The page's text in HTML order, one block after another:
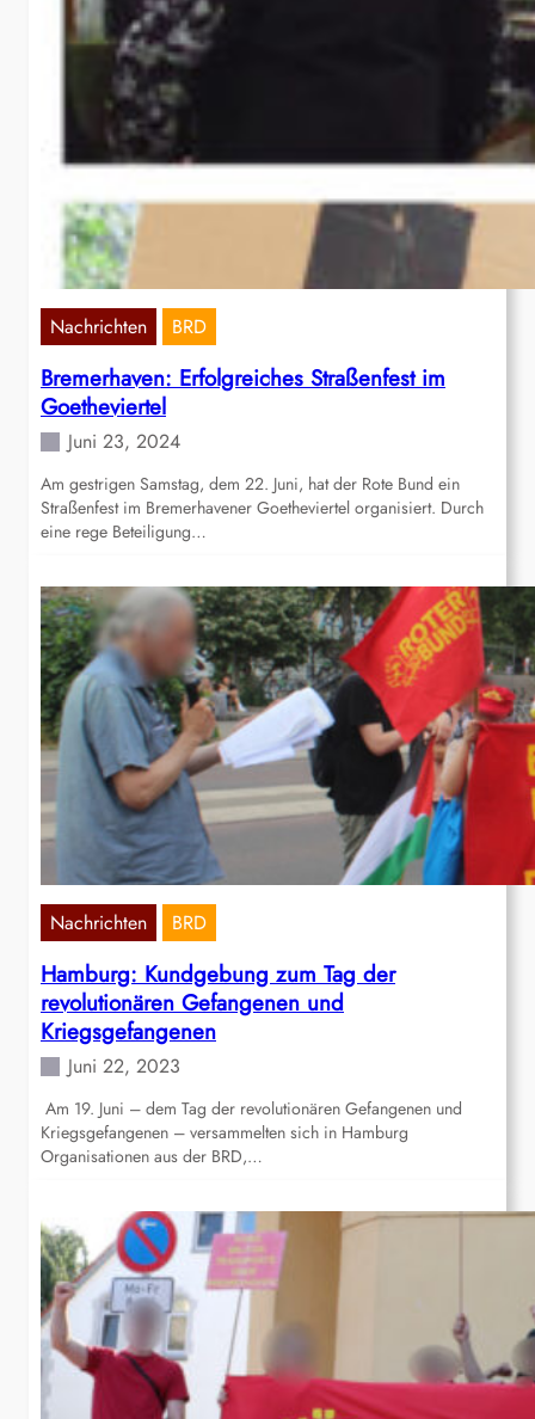
Nachrichten BRD
Bremerhaven: Erfolgreiches Straßenfest im
Goetheviertel
Juni 23, 2024
Am gestrigen Samstag, dem 22. Juni, hat der Rote Bund ein
Straßenfest im Bremerhavener Goetheviertel organisiert. Durch
eine rege Beteiligung…
Nachrichten BRD
Hamburg: Kundgebung zum Tag der
revolutionären Gefangenen und
Kriegsgefangenen
Juni 22, 2023
Am 19. Juni – dem Tag der revolutionären Gefangenen und
Kriegsgefangenen – versammelten sich in Hamburg
Organisationen aus der BRD,…